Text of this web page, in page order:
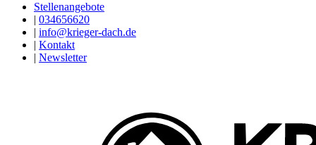
Stellenangebote
| 034656620
| info@krieger-dach.de
| Kontakt
| Newsletter